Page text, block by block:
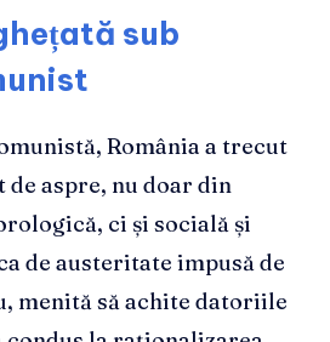
sub
România a trecut
aspre, nu doar din
ci și socială și
de austeritate impusă de
menită să achite datoriile